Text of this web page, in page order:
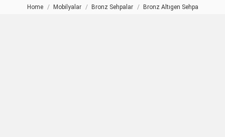
You are here:
Home Mobilyalar Bronz Sehpalar Bronz Altıgen Sehpa